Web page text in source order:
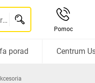
Szukaj po nazwie, indeksie, producencie, kodzie kreskowym...
Pomoc
porad Centrum